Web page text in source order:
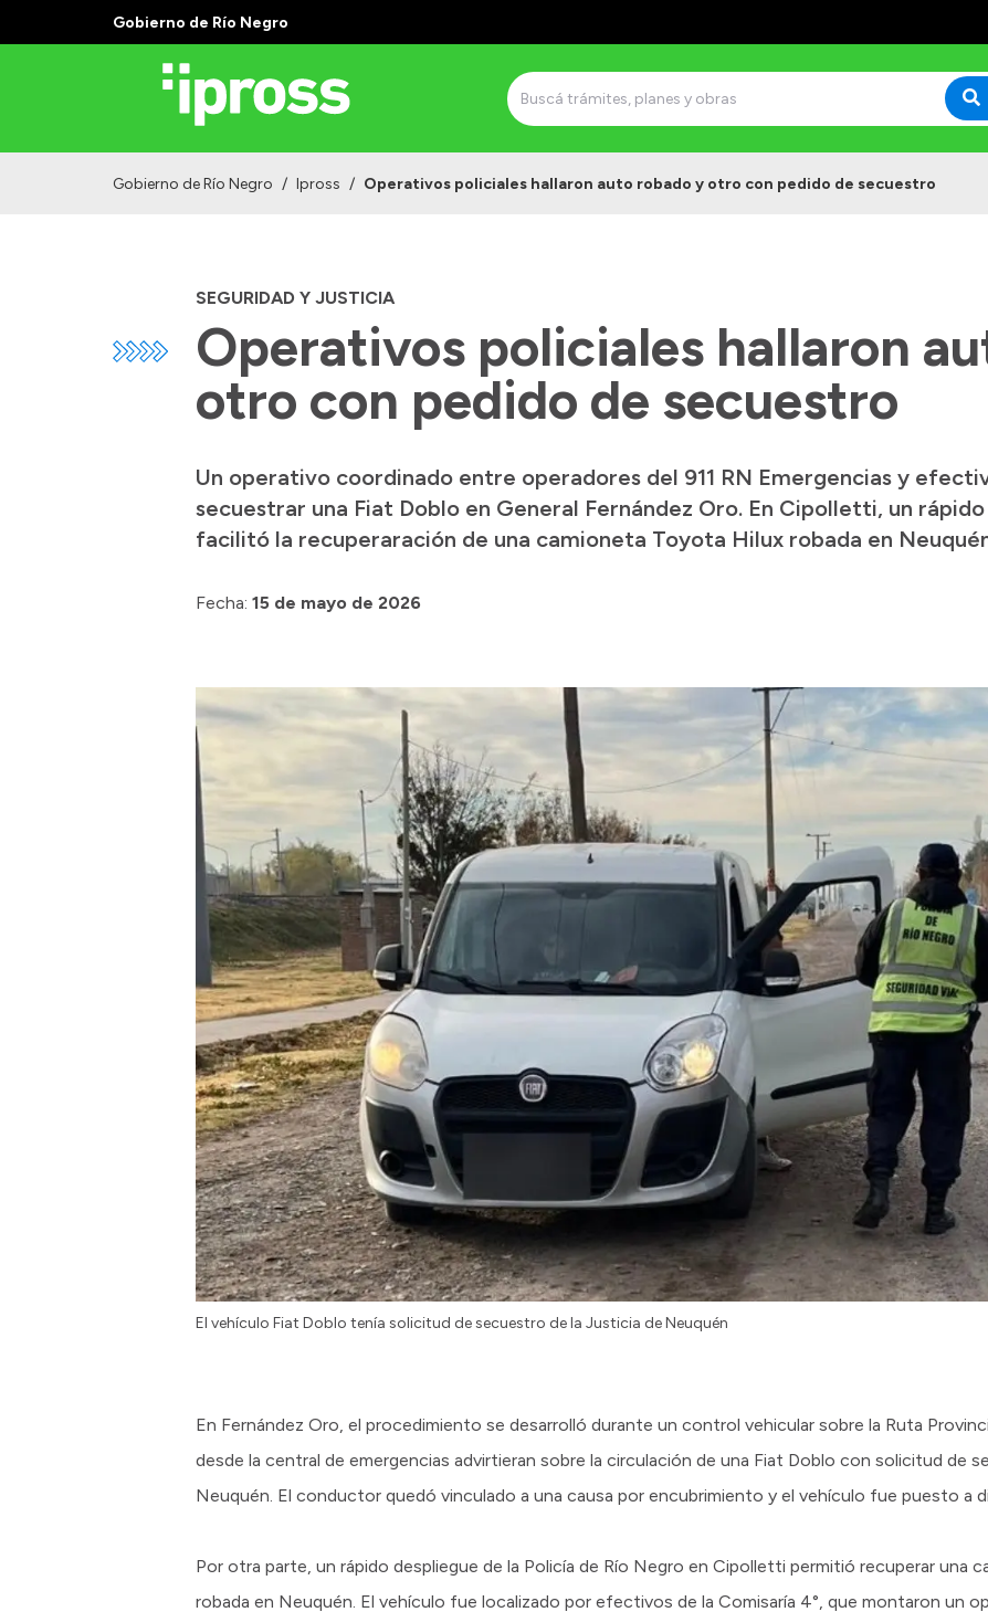
Gobierno de Río Negro
Gobierno de Río Negro / Ipross / Operativos policiales hallaron auto robado y otro con pedido de secuestro
SEGURIDAD Y JUSTICIA
Operativos policiales hallaron
otro con pedido de secuestro
Un operativo coordinado entre operadores del 911 RN Emergencias y
secuestrar una Fiat Doblo en General Fernández Oro. En Cipolletti, un
facilitó la recuperaración de una camioneta Toyota Hilux robada en
Fecha: 15 de mayo de 2026
El vehículo Fiat Doblo tenía solicitud de secuestro de la Justicia de Neuquén
En Fernández Oro, el procedimiento se desarrolló durante un control vehicular sobre la Ruta
desde la central de emergencias advirtieran sobre la circulación de una Fiat Doblo con solicitud de
Neuquén. El conductor quedó vinculado a una causa por encubrimiento y el vehículo fue puesto a
Por otra parte, un rápido despliegue de la Policía de Río Negro en Cipolletti permitió recuperar una
robada en Neuquén. El vehículo fue localizado por efectivos de la Comisaría 4°, que montaron un